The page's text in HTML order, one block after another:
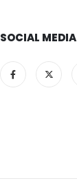
SOCIAL MEDIA